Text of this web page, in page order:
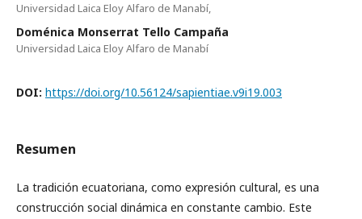
Universidad Laica Eloy Alfaro de Manabí,
Doménica Monserrat Tello Campaña
Universidad Laica Eloy Alfaro de Manabí
DOI: https://doi.org/10.56124/sapientiae.v9i19.003
Resumen
La tradición ecuatoriana, como expresión cultural, es una
construcción social dinámica en constante cambio. Este